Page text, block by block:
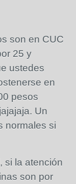
son en CUC
25 y
ustedes
en
pesos
Un
normales si
si la atención
son por